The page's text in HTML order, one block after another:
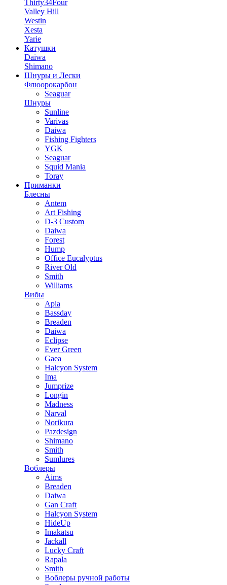
Thirty34Four
Valley Hill
Westin
Xesta
Yarie
Катушки
Daiwa
Shimano
Шнуры и Лески
Флюорокарбон
Seaguar
Шнуры
Sunline
Varivas
Daiwa
Fishing Fighters
YGK
Seaguar
Squid Mania
Toray
Приманки
Блесны
Antem
Art Fishing
D-3 Custom
Daiwa
Forest
Hump
Office Eucalyptus
River Old
Smith
Williams
Вибы
Apia
Bassday
Breaden
Daiwa
Eclipse
Ever Green
Gaea
Halcyon System
Ima
Jumprize
Longin
Madness
Narval
Norikura
Pazdesign
Shimano
Smith
Sumlures
Воблеры
Aims
Breaden
Daiwa
Gan Craft
Halcyon System
HideUp
Imakatsu
Jackall
Lucky Craft
Rapala
Smith
Воблеры ручной работы